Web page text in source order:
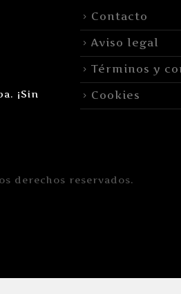
¡Sin
Contacto
Aviso legal
Términos y
Cookies
derechos reservados.